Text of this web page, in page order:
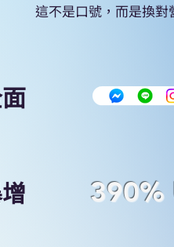
這不是口號，而是換
390%